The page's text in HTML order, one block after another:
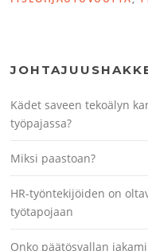
Kädet saveen tekoälyn
työpajassa?
Miksi paastoan?
HR-työntekijöiden on
työtapojaan
Onko päätösvallan